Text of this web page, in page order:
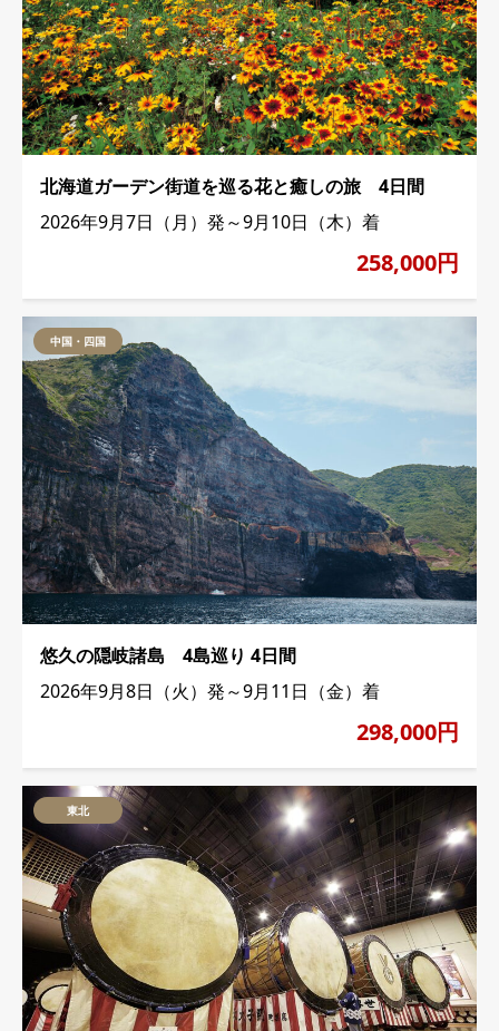
北海道ガーデン街道を巡る花と癒しの旅 4日間
2026年9月7日（月）発～9月10日（木）着
258,000円
中国・四国
悠久の隠岐諸島 4島巡り 4日間
2026年9月8日（火）発～9月11日（金）着
298,000円
東北